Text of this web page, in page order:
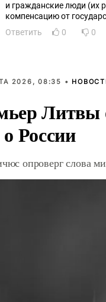
и гражданские люди (их
компенсацию от
Ответить
0 0
2026, 08:35 •
Литвы
России
опроверг слова